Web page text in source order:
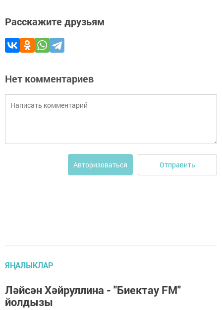
Расскажите друзьям
Нет комментариев
Авторизоваться Отправить
ЯҢАЛЫКЛАР
Ләйсән Хәйруллина - "Биектау FM"
йолдызы